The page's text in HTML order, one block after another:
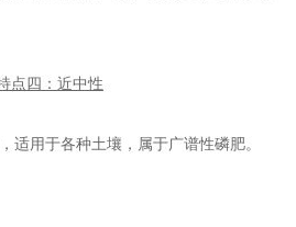
点四：近中性
适用于各种土壤，属于广谱性磷肥。